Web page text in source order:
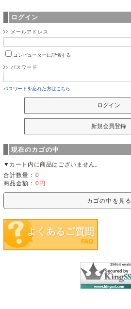
ログイン
メールアドレス
コンピューターに記憶する
パスワード
パスワードを忘れた方はこちら
現在のカゴの中
▼カート内に商品はございません。
合計数量： 0
商品金額： 0円
カゴの中を見る